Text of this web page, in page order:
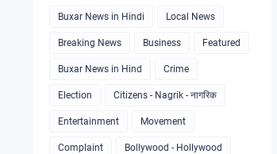
Buxar News in Hindi Local News
Breaking News Business Featured
Buxar News in Hind Crime
Election Citizens - Nagrik - नागरिक
Entertainment Movement
Complaint Bollywood - Hollywood